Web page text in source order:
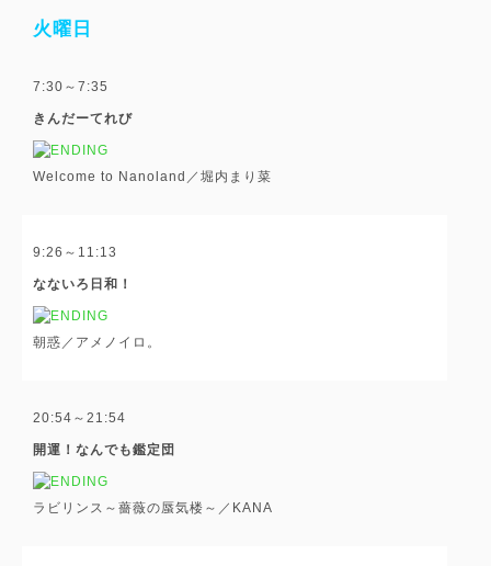
火曜日
7:30～7:35
きんだーてれび
Welcome to Nanoland／堀内まり菜
9:26～11:13
なないろ日和！
朝惑／アメノイロ。
20:54～21:54
開運！なんでも鑑定団
ラビリンス～薔薇の蜃気楼～／KANA